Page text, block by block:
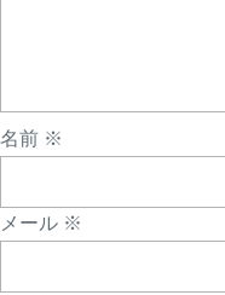
名前 ※
メール ※